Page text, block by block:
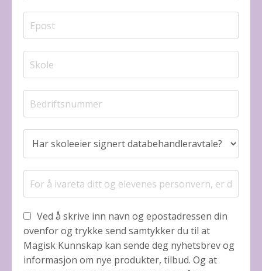
Ved å skrive inn navn og epostadressen din
ovenfor og trykke send samtykker du til at
Magisk Kunnskap kan sende deg nyhetsbrev og
informasjon om nye produkter, tilbud. Og at